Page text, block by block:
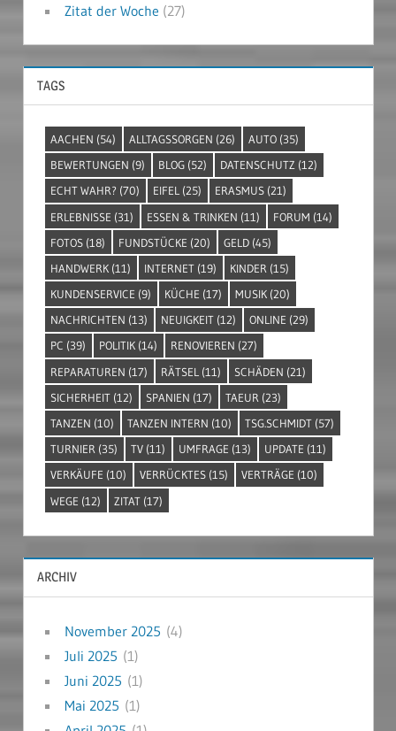
Zitat der Woche (27)
TAGS
AACHEN (54) ALLTAGSSORGEN (26) AUTO (35)
BEWERTUNGEN (9) BLOG (52) DATENSCHUTZ (12)
ECHT WAHR? (70) EIFEL (25) ERASMUS (21)
ERLEBNISSE (31) ESSEN & TRINKEN (11) FORUM (14)
FOTOS (18) FUNDSTÜCKE (20) GELD (45)
HANDWERK (11) INTERNET (19) KINDER (15)
KUNDENSERVICE (9) KÜCHE (17) MUSIK (20)
NACHRICHTEN (13) NEUIGKEIT (12) ONLINE (29)
PC (39) POLITIK (14) RENOVIEREN (27)
REPARATUREN (17) RÄTSEL (11) SCHÄDEN (21)
SICHERHEIT (12) SPANIEN (17) TAEUR (23)
TANZEN (10) TANZEN INTERN (10) TSG.SCHMIDT (57)
TURNIER (35) TV (11) UMFRAGE (13) UPDATE (11)
VERKÄUFE (10) VERRÜCKTES (15) VERTRÄGE (10)
WEGE (12) ZITAT (17)
ARCHIV
November 2025 (4)
Juli 2025 (1)
Juni 2025 (1)
Mai 2025 (1)